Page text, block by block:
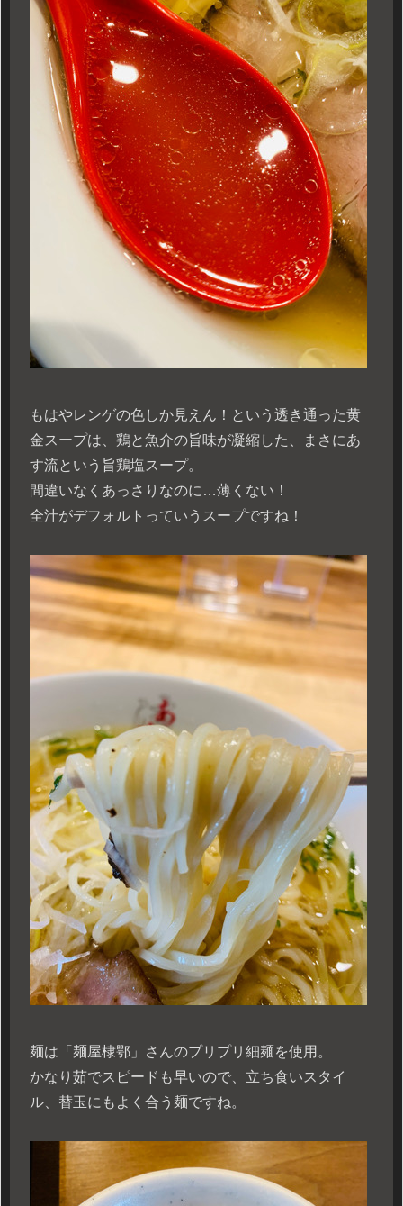
もはやレンゲの色しか見えん！という透き通った黄
金スープは、鶏と魚介の旨味が凝縮した、まさにあ
す流という旨鶏塩スープ。
間違いなくあっさりなのに…薄くない！
全汁がデフォルトっていうスープですね！
麺は「麺屋棣鄂」さんのプリプリ細麺を使用。
かなり茹でスピードも早いので、立ち食いスタイ
ル、替玉にもよく合う麺ですね。